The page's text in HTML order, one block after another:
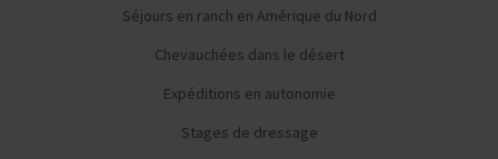
Séjours en ranch en Amérique du Nord
Chevauchées dans le désert
Expéditions en autonomie
Stages de dressage